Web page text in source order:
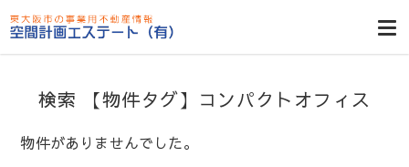
東大阪貸倉
庫・貸し工
場・賃貸事務
所・空室一
覧・空間計画
検索 【物件タグ】コンパクトオフィス
物件がありませんでした。